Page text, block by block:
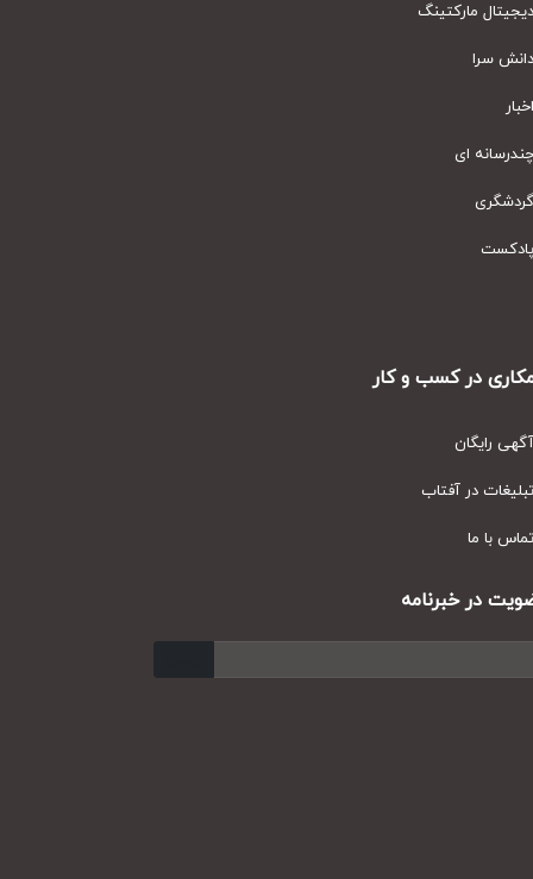
مارکتینگ
سرا
ای
در کسب و کار
رایگان
در آفتاب
با ما
در خبرنامه